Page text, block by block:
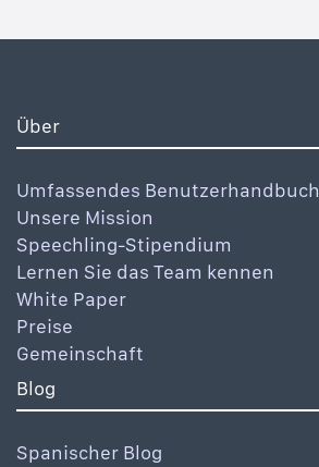
Über
Umfassendes Benutzerhandbuch
Unsere Mission
Speechling-Stipendium
Lernen Sie das Team kennen
White Paper
Preise
Gemeinschaft
Blog
Spanischer Blog